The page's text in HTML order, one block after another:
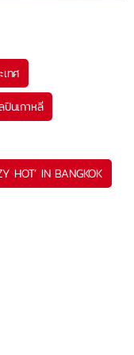
ทศ
ปินเกาหลี
HOT’ IN BANGKOK